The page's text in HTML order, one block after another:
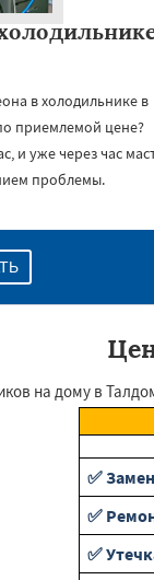
в холодильнике в
приемлемой цене?
и уже через час
проблемы.
на дому в
✅
✅
✅